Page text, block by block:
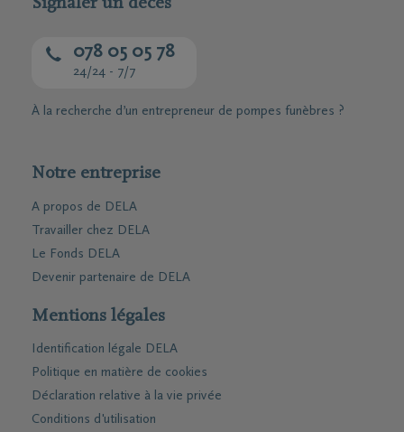
Signaler un décès
078 05 05 78
24/24 - 7/7
À la recherche d’un entrepreneur de pompes funèbres ?
Notre entreprise
A propos de DELA
Travailler chez DELA
Le Fonds DELA
Devenir partenaire de DELA
Mentions légales
Identification légale DELA
Politique en matière de cookies
Déclaration relative à la vie privée
Conditions d'utilisation